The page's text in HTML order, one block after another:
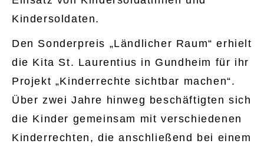
Kindersoldaten.
Den Sonderpreis „Ländlicher Raum“ erhielt
die Kita St. Laurentius in Gundheim für ihr
Projekt „Kinderrechte sichtbar machen“.
Über zwei Jahre hinweg beschäftigten sich
die Kinder gemeinsam mit verschiedenen
Kinderrechten, die anschließend bei einem